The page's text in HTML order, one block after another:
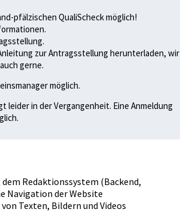
pfälzischen QualiScheck möglich!
zur Antragsstellung herunterladen, wir
gerne.
möglich.
leider in der Vergangenheit. Eine Anmeldung
Redaktionssystem (Backend,
Navigation der Website
Texten, Bildern und Videos